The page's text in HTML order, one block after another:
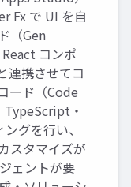
Fx で UI を自
（Gen
コンポ
連携させてコ
ード（Code
TypeScript・
グを行い、
スタマイズが
ェントが要